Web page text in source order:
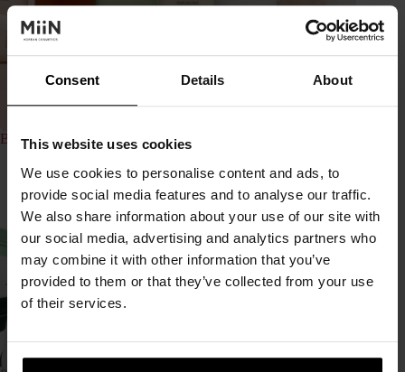
Consent Details About
This website uses cookies
We use cookies to personalise content and ads, to
provide social media features and to analyse our traffic.
We also share information about your use of our site with
our social media, advertising and analytics partners who
may combine it with other information that you’ve
provided to them or that they’ve collected from your use
of their services.
Beauty of Joseon y sus mejores productos para la piel
19 mayo, 2026